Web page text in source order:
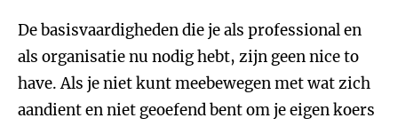
De basisvaardigheden die je als professional en
als organisatie nu nodig hebt, zijn geen nice to
have. Als je niet kunt meebewegen met wat zich
aandient en niet geoefend bent om je eigen koers